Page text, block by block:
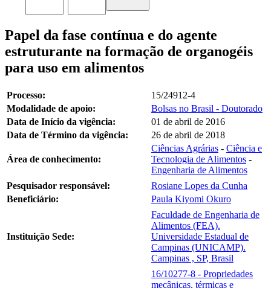
Papel da fase contínua e do agente
estruturante na formação de organogéis
para uso em alimentos
Processo:
15/24912-4
Modalidade de apoio:
Bolsas no Brasil - Doutorado
Data de Início da vigência:
01 de abril de 2016
Data de Término da vigência:
26 de abril de 2018
Área de conhecimento:
Ciências Agrárias - Ciência e
Tecnologia de Alimentos -
Engenharia de Alimentos
Pesquisador responsável:
Rosiane Lopes da Cunha
Beneficiário:
Paula Kiyomi Okuro
Instituição Sede:
Faculdade de Engenharia de
Alimentos (FEA).
Universidade Estadual de
Campinas (UNICAMP).
Campinas , SP, Brasil
16/10277-8 - Propriedades
mecânicas, térmicas e